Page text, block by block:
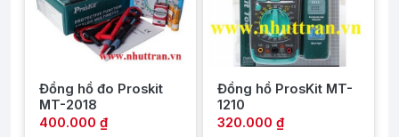
Đồng hồ đo Proskit
MT-2018
400.000 ₫
Đồng hồ ProsKit MT-
1210
320.000 ₫